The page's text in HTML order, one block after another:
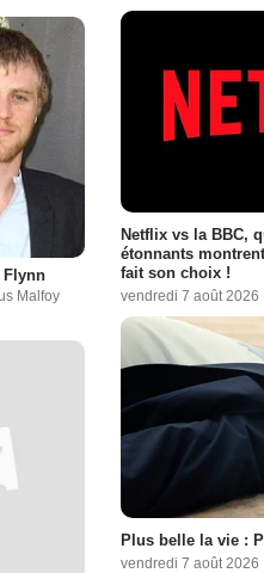
Flynn
Malfoy
Netflix vs la BBC,
étonnants
fait son choix !
vendredi 7 août 2026
Plus belle la vie :
vendredi 7 août 2026